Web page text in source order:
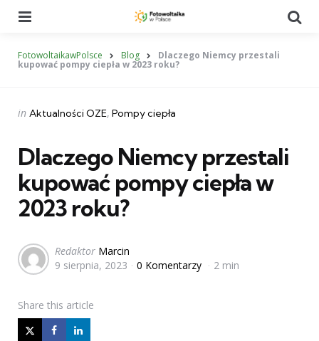
FotowoltaikawPolsce Blog Dlaczego Niemcy przestali
kupować pompy ciepła w 2023 roku?
Categories
Posted
in Aktualności OZE Pompy ciepła
Dlaczego Niemcy przestali
kupować pompy ciepła w
2023 roku?
Posted
by
Redaktor Marcin
9 sierpnia, 2023
0 Komentarzy 2 min
Share this article